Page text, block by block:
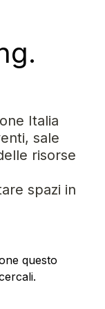
Italia
sale
risorse
spazi in
questo